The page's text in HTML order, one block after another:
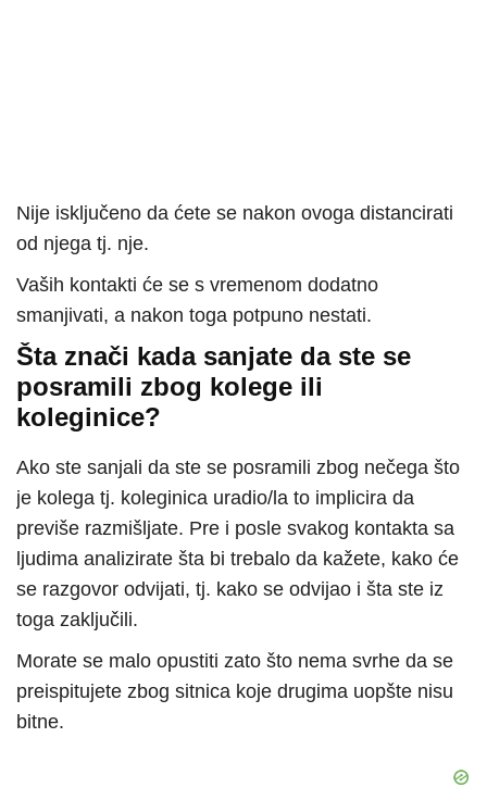
Nije isključeno da ćete se nakon ovoga distancirati
od njega tj. nje.
Vaših kontakti će se s vremenom dodatno
smanjivati, a nakon toga potpuno nestati.
Šta znači kada sanjate da ste se
posramili zbog kolege ili
koleginice?
Ako ste sanjali da ste se posramili zbog nečega što
je kolega tj. koleginica uradio/la to implicira da
previše razmišljate. Pre i posle svakog kontakta sa
ljudima analizirate šta bi trebalo da kažete, kako će
se razgovor odvijati, tj. kako se odvijao i šta ste iz
toga zaključili.
Morate se malo opustiti zato što nema svrhe da se
preispitujete zbog sitnica koje drugima uopšte nisu
bitne.